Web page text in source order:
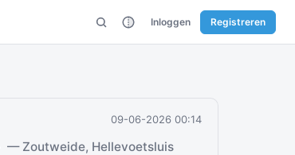
Inloggen Registreren
09-06-2026 00:14
— Zoutweide, Hellevoetsluis